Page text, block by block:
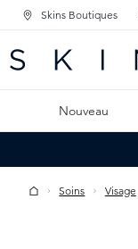
PRINCIPALE
CONTENU PRINCIPAL
Skins Boutiques
Nouveau
Soins Visage